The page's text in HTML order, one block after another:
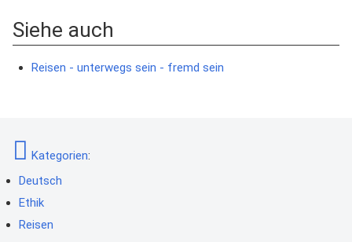
Siehe auch
Reisen - unterwegs sein - fremd sein
Kategorien:
Deutsch
Ethik
Reisen